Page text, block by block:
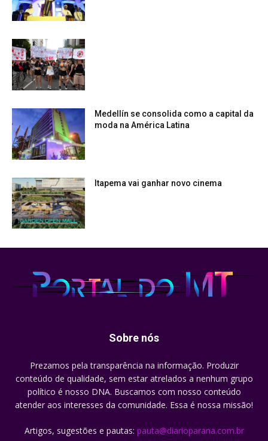
Medellín se consolida como a capital da
moda na América Latina
Itapema vai ganhar novo cinema
Sobre nós
Prezamos pela transparência na informação. Produzir
conteúdo de qualidade, sem estar atrelados a nenhum grupo
político é nosso DNA. Buscamos com nosso conteúdo
atender aos interesses da comunidade. Essa é nossa missão!
Artigos, sugestões e pautas: pauta@diarioparana.com.br